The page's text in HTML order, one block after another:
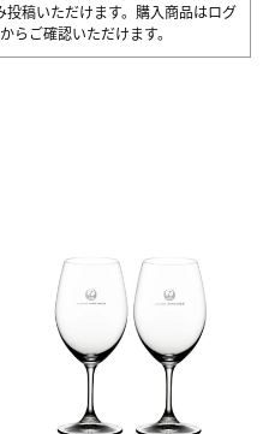
稿いただけます。購入商品はログ
からご確認いただけます。